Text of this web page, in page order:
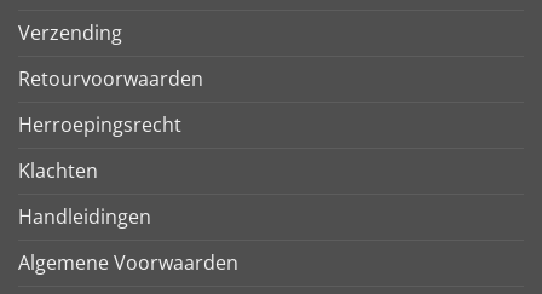
Verzending
Retourvoorwaarden
Herroepingsrecht
Klachten
Handleidingen
Algemene Voorwaarden